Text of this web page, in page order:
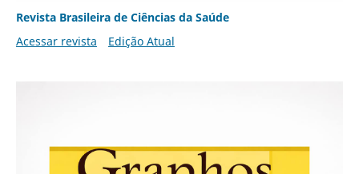
Revista Brasileira de Ciências da Saúde
Acessar revista
Edição Atual